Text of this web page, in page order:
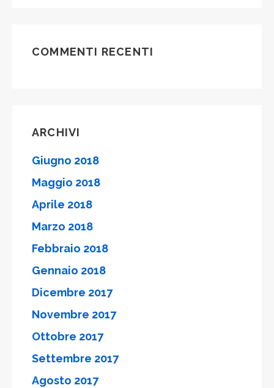
COMMENTI RECENTI
ARCHIVI
Giugno 2018
Maggio 2018
Aprile 2018
Marzo 2018
Febbraio 2018
Gennaio 2018
Dicembre 2017
Novembre 2017
Ottobre 2017
Settembre 2017
Agosto 2017